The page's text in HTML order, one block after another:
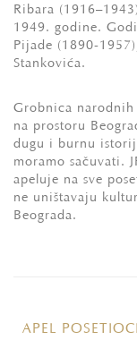
Ribara
1949. godine.
Pijade (1890-
Stankovića.
Grobnica
na prostoru
dugu i burnu
moramo sačuvati.
apeluje na sve
ne uništavaju
Beograda.
APEL